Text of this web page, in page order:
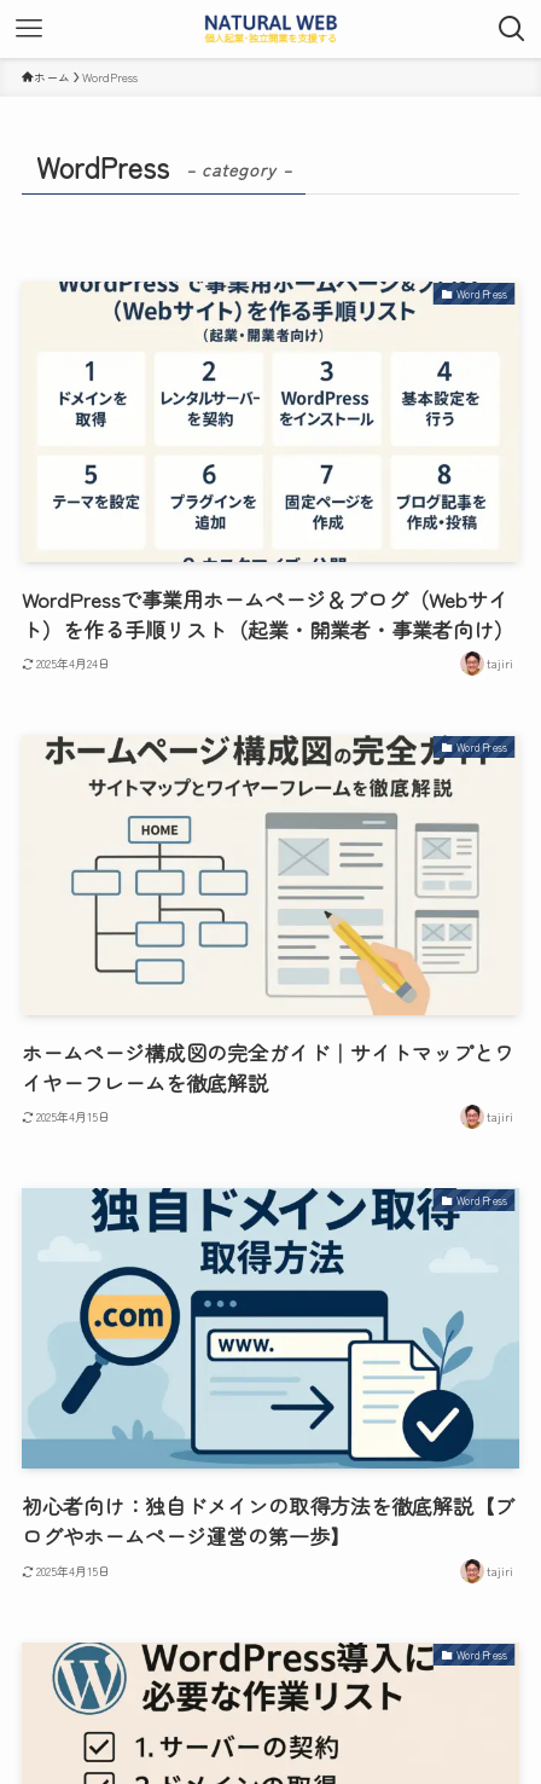
ホーム WordPress
WordPress – category –
WordPress
WordPressで事業用ホームページ＆ブログ（Webサイ
ト）を作る手順リスト（起業・開業者・事業者向け）
2025年4月24日 tajiri
WordPress
ホームページ構成図の完全ガイド｜サイトマップとワ
イヤーフレームを徹底解説
2025年4月15日 tajiri
WordPress
初心者向け：独自ドメインの取得方法を徹底解説【ブ
ログやホームページ運営の第一歩】
2025年4月15日 tajiri
WordPress